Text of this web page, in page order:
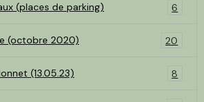
(places de parking) 6
(octobre 2020) 20
(13.05.23) 8